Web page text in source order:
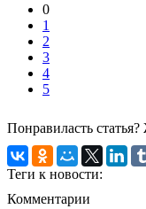
0
1
2
3
4
5
Понравиласть
Теги к новости:
Комментарии